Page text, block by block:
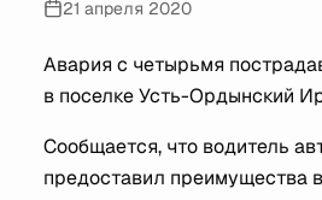
21 апреля 2020
Авария с четырьмя
в поселке Усть-Ордынский
Сообщается, что водитель
предоставил преимущества